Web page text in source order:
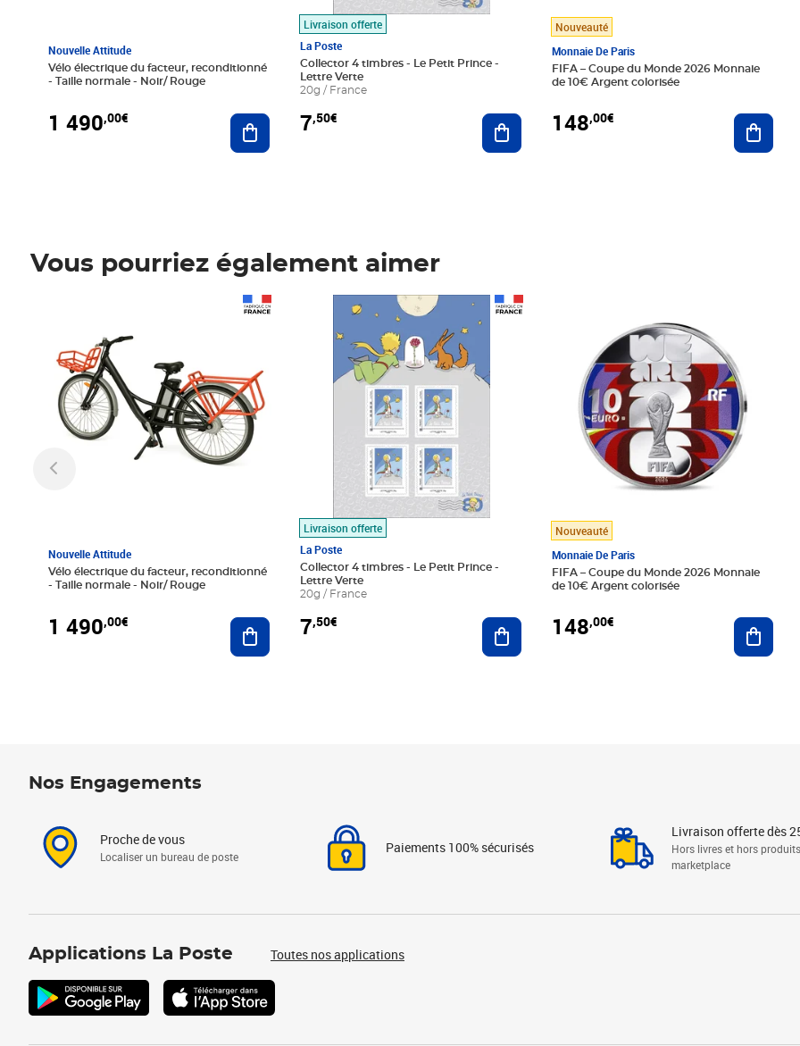
Nouvelle Attitude
Vélo électrique du facteur, reconditionné
- Taille normale - Noir/ Rouge
1 490,00€ Ajouter au panier
Livraison offerte
La Poste
Collector 4 timbres - Le Petit Prince -
Lettre Verte
20g / France
7,50€ Ajouter au panier
Nouveauté
Monnaie De Paris
FIFA – Coupe du Monde 2026 Monnaie
de 10€ Argent colorisée
148,00€
Vous pourriez également aimer
Nouvelle Attitude
Vélo électrique du facteur, reconditionné
- Taille normale - Noir/ Rouge
1 490,00€ Ajouter au panier
Livraison offerte
La Poste
Collector 4 timbres - Le Petit Prince -
Lettre Verte
20g / France
7,50€
Prix 7,50€
Ajouter au panier
Nouveauté
Monnaie De Paris
FIFA – Coupe du Monde 2026 Monnaie
de 10€ Argent colorisée
148,00€
Nos Engagements
Proche de vous
Localiser un bureau de poste
Paiements 100% sécurisés
Livraison offerte dès
Hors livres et hors produits
marketplace
Applications La Poste Toutes nos applications